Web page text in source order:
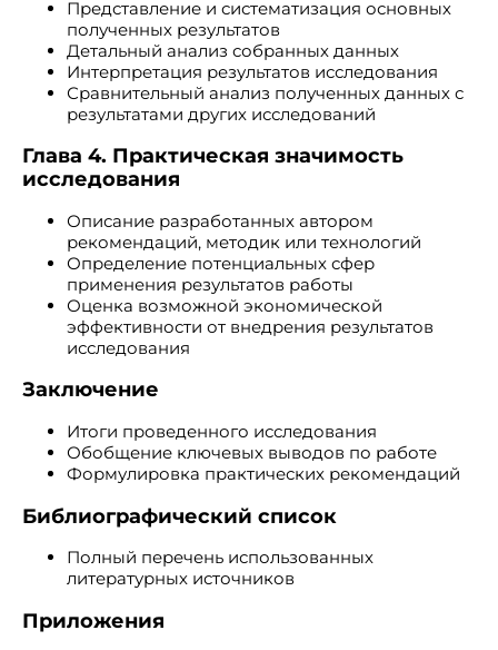
Представление и систематизация основных
полученных результатов
Детальный анализ собранных данных
Интерпретация результатов исследования
Сравнительный анализ полученных данных с
результатами других исследований
Глава 4. Практическая значимость
исследования
Описание разработанных автором
рекомендаций, методик или технологий
Определение потенциальных сфер
применения результатов работы
Оценка возможной экономической
эффективности от внедрения результатов
исследования
Заключение
Итоги проведенного исследования
Обобщение ключевых выводов по работе
Формулировка практических рекомендаций
Библиографический список
Полный перечень использованных
литературных источников
Приложения